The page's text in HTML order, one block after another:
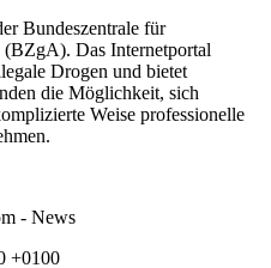
Bundeszentrale für
Das Internetportal
Drogen und bietet
die Möglichkeit, sich
Weise professionelle
- News
+0100